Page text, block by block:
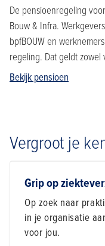
De pensioenregeling
Bouw & Infra.
bpfBOUW en
regeling. Dat geldt zowel
Bekijk pensioen
Vergroot je
Grip op
Op zoek naar
in je organisatie
voor jou.